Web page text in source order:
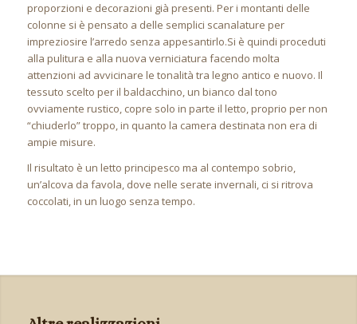
proporzioni e decorazioni già presenti. Per i montanti delle
colonne si è pensato a delle semplici scanalature per
impreziosire l’arredo senza appesantirlo.Si è quindi proceduti
alla pulitura e alla nuova verniciatura facendo molta
attenzioni ad avvicinare le tonalità tra legno antico e nuovo. Il
tessuto scelto per il baldacchino, un bianco dal tono
ovviamente rustico, copre solo in parte il letto, proprio per non
“chiuderlo” troppo, in quanto la camera destinata non era di
ampie misure.
Il risultato è un letto principesco ma al contempo sobrio,
un’alcova da favola, dove nelle serate invernali, ci si ritrova
coccolati, in un luogo senza tempo.